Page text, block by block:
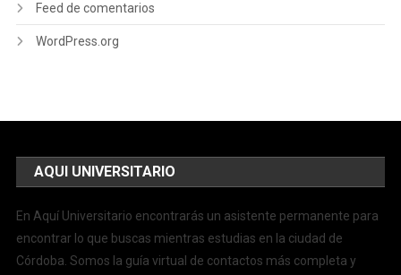
Feed de comentarios
WordPress.org
AQUI UNIVERSITARIO
En Aquí Universitario encontrarás un asistente permanente para
encontrar lo que buscas mientras estudias en la ciudad de
Córdoba. Somos la guía virtual de contactos más completa y